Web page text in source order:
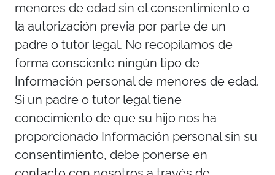
menores de edad sin el consentimiento o
la autorización previa por parte de un
padre o tutor legal. No recopilamos de
forma consciente ningún tipo de
Información personal de menores de edad.
Si un padre o tutor legal tiene
conocimiento de que su hijo nos ha
proporcionado Información personal sin su
consentimiento, debe ponerse en